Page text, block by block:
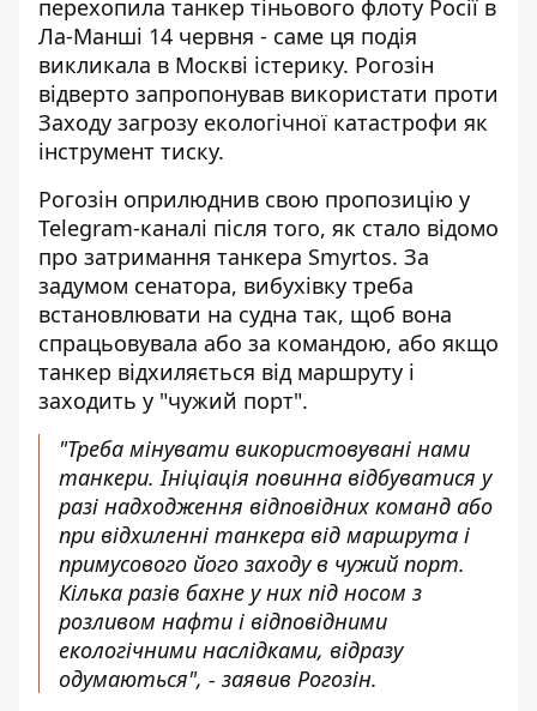
перехопила танкер тіньового флоту Росії в
Ла-Манші 14 червня - саме ця подія
викликала в Москві істерику. Рогозін
відверто запропонував використати проти
Заходу загрозу екологічної катастрофи як
інструмент тиску.
Рогозін оприлюднив свою пропозицію у
Telegram-каналі після того, як стало відомо
про затримання танкера Smyrtos. За
задумом сенатора, вибухівку треба
встановлювати на судна так, щоб вона
спрацьовувала або за командою, або якщо
танкер відхиляється від маршруту і
заходить у "чужий порт".
"Треба мінувати використовувані нами
танкери. Ініціація повинна відбуватися у
разі надходження відповідних команд або
при відхиленні танкера від маршрута і
примусового його заходу в чужий порт.
Кілька разів бахне у них під носом з
розливом нафти і відповідними
екологічними наслідками, відразу
одумаються", - заявив Рогозін.